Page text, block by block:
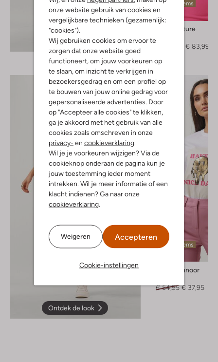
onze website gebruik van cookies en
vergelijkbare technieken (gezamenlijk:
"cookies").
Wij gebruiken cookies om ervoor te
zorgen dat onze website goed
functioneert, om jouw voorkeuren op
te slaan, om inzicht te verkrijgen in
bezoekersgedrag en om een profiel op
te bouwen van jouw online gedrag voor
gepersonaliseerde advertenties. Door
op "Accepteer alle cookies" te klikken,
ga je akkoord met het gebruik van alle
cookies zoals omschreven in onze
privacy- en cookieverklaring
Wil je je voorkeuren wijzigen? Via de
cookieknop onderaan de pagina kun je
jouw toestemming ieder moment
intrekken. Wil je meer informatie of een
klacht indienen? Ga naar onze
cookieverklaring
Weigeren Accepteren
Cookie-instellingen
Ontdek de look
Laatste items
-60%
Semicouture
€ 83,99
Ontdek de look
Laatste items
Sofie Schnoor
€ 54,95 € 37,95